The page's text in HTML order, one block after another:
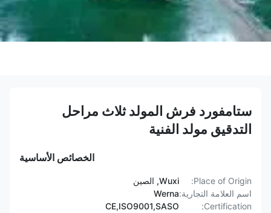
ستامفورد فرش المولد ثلاث مراحل
التدقيق مولد الفنية
الخصائص الأساسية
Place of Origin:
Wuxi, الصين
اسم العلامة التجارية:Werna
Certification:
CE,ISO9001,SASO